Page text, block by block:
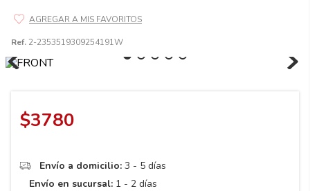
Ref. 2-2353519309254191W
$3780
Envío a domicilio: 3 - 5 días
Envío en sucursal: 1 - 2 días
6 205